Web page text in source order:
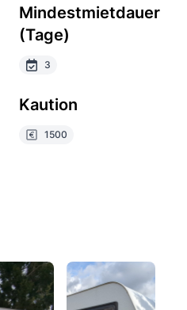
Mindestmietdauer
(Tage)
3
Kaution
1500